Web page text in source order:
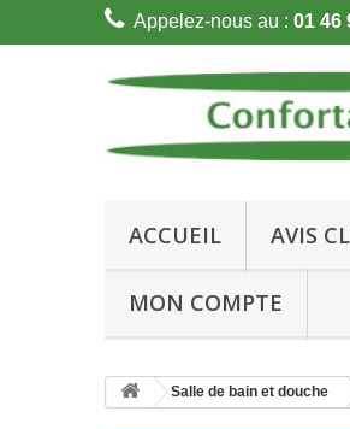
Appelez-nous au : 01 46
ACCUEIL AVIS
MON COMPTE
Salle de bain et douche